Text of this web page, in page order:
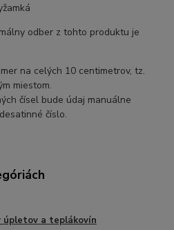
odber z tohto produktu je
na celých 10 centimetrov, tz.
miestom.
čísel bude údaj manuálne
číslo.
úpletov a teplákovín